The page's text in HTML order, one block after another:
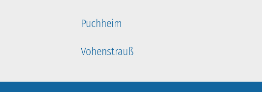
Puchheim
Vohenstrauß